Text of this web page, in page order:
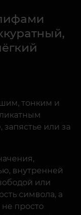
тонким и
или за
внутренней
или
символа, а
просто